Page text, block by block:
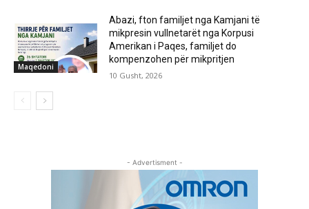
Maqedoni
Abazi, fton familjet nga Kamjani të
mikpresin vullnetarët nga Korpusi
Amerikan i Paqes, familjet do
kompenzohen për mikpritjen
10 Gusht, 2026
- Advertisment -